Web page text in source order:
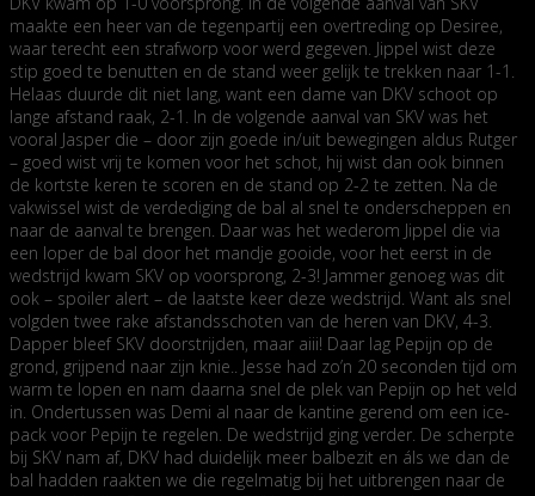
maakte een heer van de tegenpartij een overtreding op Desiree,
waar terecht een strafworp voor werd gegeven. Jippel wist deze
stip goed te benutten en de stand weer gelijk te trekken naar 1-1.
Helaas duurde dit niet lang, want een dame van DKV schoot op
lange afstand raak, 2-1. In de volgende aanval van SKV was het
vooral Jasper die – door zijn goede in/uit bewegingen aldus Rutger
– goed wist vrij te komen voor het schot, hij wist dan ook binnen
de kortste keren te scoren en de stand op 2-2 te zetten. Na de
vakwissel wist de verdediging de bal al snel te onderscheppen en
naar de aanval te brengen. Daar was het wederom Jippel die via
een loper de bal door het mandje gooide, voor het eerst in de
wedstrijd kwam SKV op voorsprong, 2-3! Jammer genoeg was dit
ook – spoiler alert – de laatste keer deze wedstrijd. Want als snel
volgden twee rake afstandsschoten van de heren van DKV, 4-3.
Dapper bleef SKV doorstrijden, maar aiii! Daar lag Pepijn op de
grond, grijpend naar zijn knie.. Jesse had zo’n 20 seconden tijd om
warm te lopen en nam daarna snel de plek van Pepijn op het veld
in. Ondertussen was Demi al naar de kantine gerend om een ice-
pack voor Pepijn te regelen. De wedstrijd ging verder. De scherpte
bij SKV nam af, DKV had duidelijk meer balbezit en áls we dan de
bal hadden raakten we die regelmatig bij het uitbrengen naar de